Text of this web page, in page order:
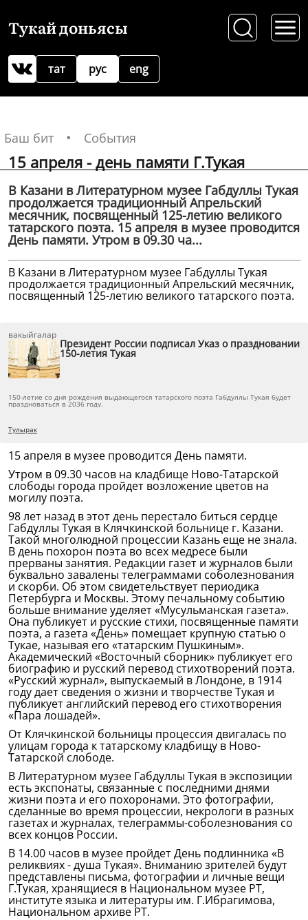
Тукай доньясы
рус
тат eng
Баш бит События
15 апреля - день памяти Г.Тукая
В Казани в Литературном музее Габдуллы Тукая
продолжается традиционный Апрельский
месячник, посвященный 125-летию великого
татарского поэта. 15 апреля в музее проводится
День памяти. Утром в 09.30 ча...
В Казани в Литературном музее Габдуллы Тукая
продолжается традиционный Апрельский месячник,
посвященный 125-летию великого татарского поэта.
вакыйгалар
Президент России подписал Указ о праздновании
150-летия Тукая
150-летие со дня рождения выдающегося татарского поэта Габдуллы Тукая будет
праздноваться в 2036 году.
Тулырак
15 апреля в музее проводится День памяти.
Утром в 09.30 часов на кладбище Ново-Татарской
слободы города пройдет возложение цветов на
могилу поэта.
98 лет назад в этот день перестало биться сердце
Габдуллы Тукая в Клячкинской больнице г. Казани.
Такой многолюдной процессии Казань еще не знала.
В день похорон поэта во всех медресе были
прерваны занятия. Редакции газет и журналов были
буквально завалены телеграммами соболезнования
и скорби. Об этом свидетельствует периодика
Петербурга и Москвы. Этому печальному событию
больше внимание уделяет «Мусульманская газета».
Она публикует и русские стихи, посвященные памяти
поэта, а газета «День» помещает крупную статью о
Тукае, называя его «татарским Пушкиным».
Академический «Восточный сборник» публикует его
биографию и русский перевод стихотворений поэта.
«Русский журнал», выпускаемый в Лондоне, в 1914
году дает сведения о жизни и творчестве Тукая и
публикует английский перевод его стихотворения
«Пара лошадей».
От Клячкинской больницы процессия двигалась по
улицам города к татарскому кладбищу в Ново-
Татарской слободе.
В Литературном музее Габдуллы Тукая в экспозиции
есть экспонаты, связанные с последними днями
жизни поэта и его похоронами. Это фотографии,
сделанные во время процессии, некрологи в разных
газетах и журналах, телеграммы-соболезнования со
всех концов России.
В 14.00 часов в музее пройдет День подлинника «В
реликвиях - душа Тукая». Вниманию зрителей будут
представлены письма, фотографии и личные вещи
Г.Тукая, хранящиеся в Национальном музее РТ,
институте языка и литературы им. Г.Ибрагимова,
Национальном архиве РТ.